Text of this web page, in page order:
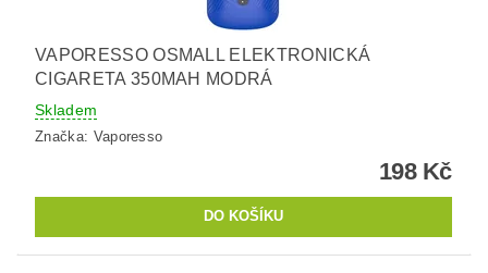
VAPORESSO OSMALL ELEKTRONICKÁ
CIGARETA 350MAH MODRÁ
Skladem
Značka: Vaporesso
198 Kč